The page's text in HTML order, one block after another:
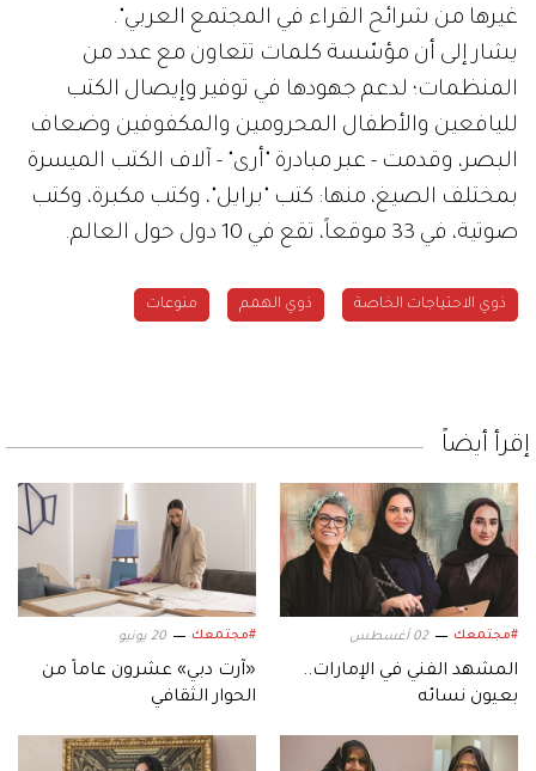
غيرها من شرائح القراء في المجتمع العربي".
يشار إلى أن مؤسّسة كلمات تتعاون مع عدد من
المنظمات؛ لدعم جهودها في توفير وإيصال الكتب
لليافعين والأطفال المحرومين والمكفوفين وضعاف
البصر، وقدمت - عبر مبادرة "أرى" - آلاف الكتب الميسرة
بمختلف الصيغ، منها: كتب "برايل"، وكتب مكبرة، وكتب
صوتية، في 33 موقعاً، تقع في 10 دول حول العالم.
ذوي الاحتياجات الخاصة ذوي الهمم منوعات
إقرأ أيضاً
#مجتمعك 02 أغسطس
المشهد الفني في الإمارات..
بعيون نسائه
#مجتمعك 20 يونيو
«آرت دبي» عشرون عاماً من
الحوار الثقافي